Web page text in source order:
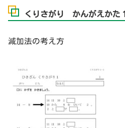
くりさがり かんがえかた１
減加法の考え方